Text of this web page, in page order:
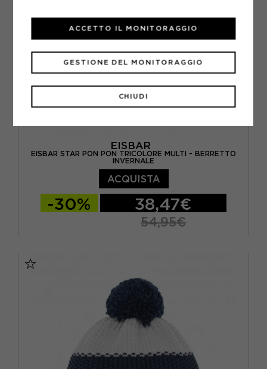
EISBAR
EISBAR STAR PON PON TRICOLORE MULTI - BERRETTO
INVERNALE
ACQUISTA
-30% 38,47€
54,95€
CHIUDI
GESTIONE DEL MONITORAGGIO
ACCETTO IL MONITORAGGIO